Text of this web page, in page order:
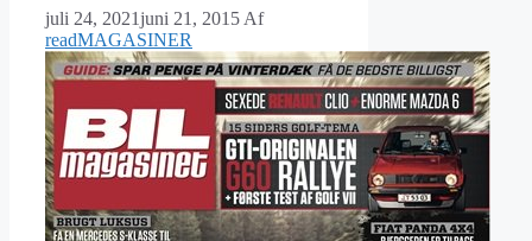
juli 24, 2021juni 21, 2015 Af
readMAGASINER